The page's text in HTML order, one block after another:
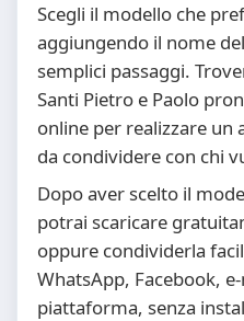
Scegli il modello che
aggiungendo il nome
semplici passaggi.
Santi Pietro e Paolo
online per realizzare un
da condividere con chi
Dopo aver scelto il
potrai scaricare
oppure condividerla
WhatsApp, Facebook,
piattaforma, senza